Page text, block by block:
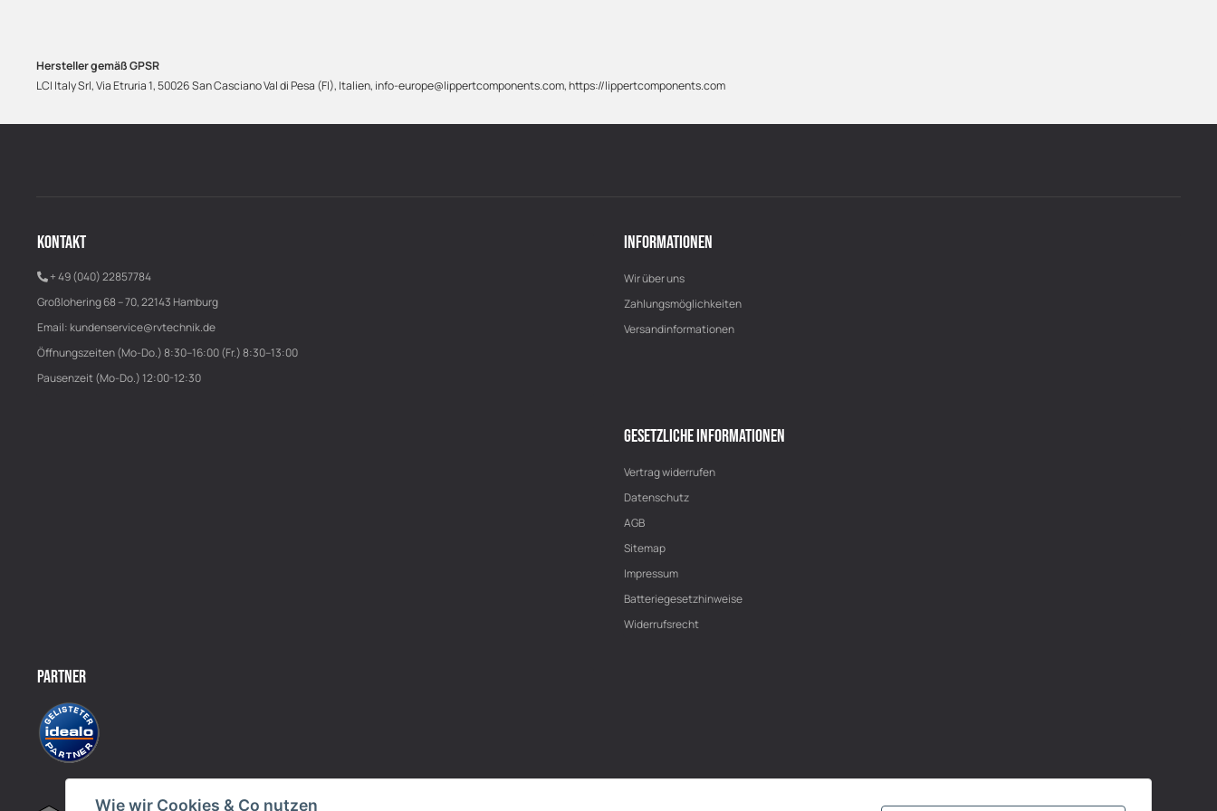
Hersteller gemäß GPSR
LCI Italy Srl, Via Etruria 1, 50026 San Casciano Val di Pesa (FI), Italien, info-europe@lippertcomponents.com, https://lippertcomponents.com
KONTAKT
+ 49 (040) 22857784
Großlohering 68 – 70, 22143 Hamburg
Email: kundenservice@rvtechnik.de
Öffnungszeiten (Mo-Do.) 8:30–16:00 (Fr.) 8:30–13:00
Pausenzeit (Mo-Do.) 12:00-12:30
INFORMATIONEN
Wir über uns
Zahlungsmöglichkeiten
Versandinformationen
GESETZLICHE INFORMATIONEN
Vertrag widerrufen
Datenschutz
AGB
Sitemap
Impressum
Batteriegesetzhinweise
Widerrufsrecht
PARTNER
Wie wir Cookies & Co nutzen